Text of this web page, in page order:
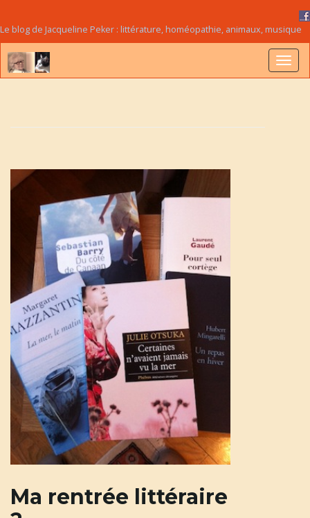
Le blog de Jacqueline Peker : littérature, homéopathie, animaux, musique
Ma rentrée littéraire